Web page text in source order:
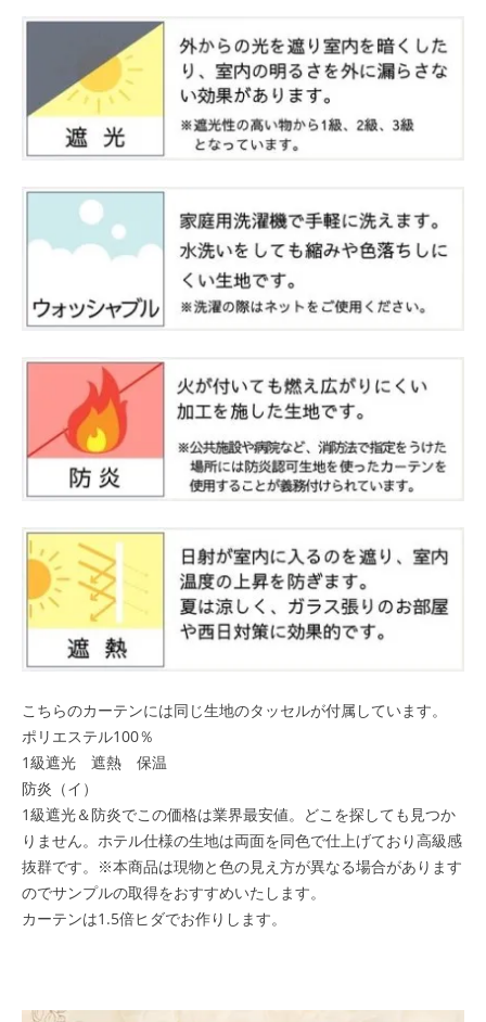
こちらのカーテンには同じ生地のタッセルが付属しています。
ポリエステル100％
1級遮光 遮熱 保温
防炎（イ）
1級遮光＆防炎でこの価格は業界最安値。どこを探しても見つか
りません。ホテル仕様の生地は両面を同色で仕上げており高級感
抜群です。※本商品は現物と色の見え方が異なる場合があります
のでサンプルの取得をおすすめいたします。
カーテンは1.5倍ヒダでお作りします。